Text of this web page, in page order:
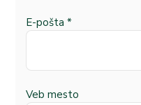
E-pošta *
Veb mesto